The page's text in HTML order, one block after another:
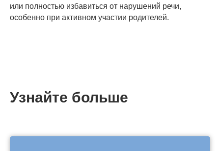
или полностью избавиться от нарушений речи,
особенно при активном участии родителей.
Узнайте больше